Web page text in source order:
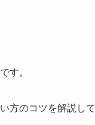
す。
方のコツを解説して